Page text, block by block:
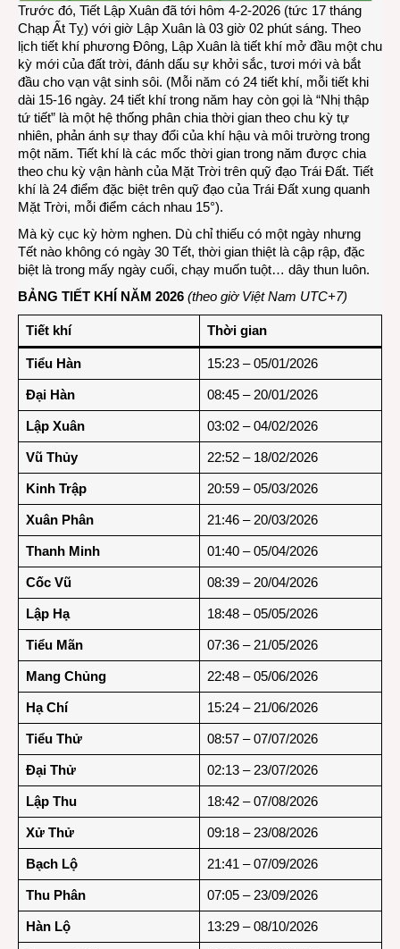
Trước đó, Tiết Lập Xuân đã tới hôm 4-2-2026 (tức 17 tháng
Chạp Ất Tỵ) với giờ Lập Xuân là 03 giờ 02 phút sáng. Theo
lịch tiết khí phương Đông, Lập Xuân là tiết khí mở đầu một chu
kỳ mới của đất trời, đánh dấu sự khởi sắc, tươi mới và bắt
đầu cho vạn vật sinh sôi. (Mỗi năm có 24 tiết khí, mỗi tiết khi
dài 15-16 ngày. 24 tiết khí trong năm hay còn gọi là “Nhị thập
tứ tiết” là một hệ thống phân chia thời gian theo chu kỳ tự
nhiên, phản ánh sự thay đổi của khí hậu và môi trường trong
một năm. Tiết khí là các mốc thời gian trong năm được chia
theo chu kỳ vận hành của Mặt Trời trên quỹ đạo Trái Đất. Tiết
khí là 24 điểm đặc biệt trên quỹ đạo của Trái Đất xung quanh
Mặt Trời, mỗi điểm cách nhau 15°).
Mà kỳ cục kỳ hờm nghen. Dù chỉ thiếu có một ngày nhưng
Tết nào không có ngày 30 Tết, thời gian thiệt là cập rập, đặc
biệt là trong mấy ngày cuối, chạy muốn tuột… dây thun luôn.
BẢNG TIẾT KHÍ NĂM 2026 (theo giờ Việt Nam UTC+7)
Tiết khí Thời gian
Tiểu Hàn 15:23 – 05/01/2026
Đại Hàn 08:45 – 20/01/2026
Lập Xuân 03:02 – 04/02/2026
Vũ Thủy 22:52 – 18/02/2026
Kinh Trập 20:59 – 05/03/2026
Xuân Phân 21:46 – 20/03/2026
Thanh Minh 01:40 – 05/04/2026
Cốc Vũ 08:39 – 20/04/2026
Lập Hạ 18:48 – 05/05/2026
Tiểu Mãn 07:36 – 21/05/2026
Mang Chủng 22:48 – 05/06/2026
Hạ Chí 15:24 – 21/06/2026
Tiểu Thử 08:57 – 07/07/2026
Đại Thử 02:13 – 23/07/2026
Lập Thu 18:42 – 07/08/2026
Xử Thử 09:18 – 23/08/2026
Bạch Lộ 21:41 – 07/09/2026
Thu Phân 07:05 – 23/09/2026
Hàn Lộ 13:29 – 08/10/2026